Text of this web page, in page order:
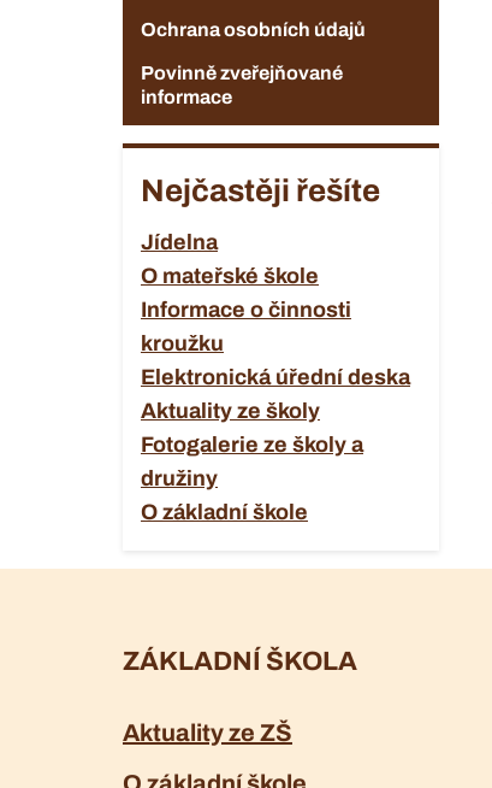
Ochrana osobních údajů
Povinně zveřejňované
informace
Nejčastěji řešíte
Jídelna
O mateřské škole
Informace o činnosti
kroužku
Elektronická úřední deska
Aktuality ze školy
Fotogalerie ze školy a
družiny
O základní škole
ZÁKLADNÍ ŠKOLA
Aktuality ze ZŠ